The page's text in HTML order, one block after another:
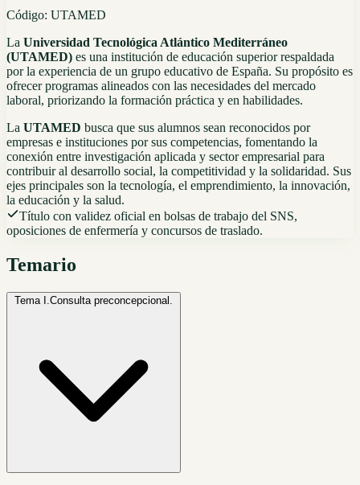
Código: UTAMED
La Universidad Tecnológica Atlántico Mediterráneo
(UTAMED) es una institución de educación superior respaldada
por la experiencia de un grupo educativo de España. Su propósito es
ofrecer programas alineados con las necesidades del mercado
laboral, priorizando la formación práctica y en habilidades.
La UTAMED busca que sus alumnos sean reconocidos por
empresas e instituciones por sus competencias, fomentando la
conexión entre investigación aplicada y sector empresarial para
contribuir al desarrollo social, la competitividad y la solidaridad. Sus
ejes principales son la tecnología, el emprendimiento, la innovación,
la educación y la salud.
Título con validez oficial en bolsas de trabajo del SNS,
oposiciones de enfermería y concursos de traslado.
Temario
Tema I.